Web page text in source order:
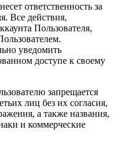
ответственность за
Все действия,
Пользователя,
уведомить
доступе к своему
запрещается
лиц без их согласия,
а также названия,
и коммерческие